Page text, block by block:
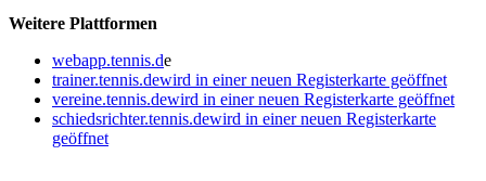
Weitere Plattformen
webapp.tennis.de
trainer.tennis.dewird in einer neuen Registerkarte geöffnet
vereine.tennis.dewird in einer neuen Registerkarte geöffnet
schiedsrichter.tennis.dewird in einer neuen Registerkarte
geöffnet